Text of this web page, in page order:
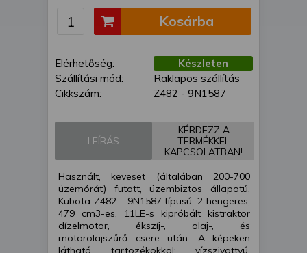
Elérhetőség:
Készleten
Szállítási mód:
Raklapos szállítás
Cikkszám:
Z482 - 9N1587
Kosárba
LEÍRÁS
KÉRDEZZ A
TERMÉKKEL
KAPCSOLATBAN!
Használt, keveset (általában 200-700
üzemórát) futott, üzembiztos állapotú,
Kubota Z482 - 9N1587 típusú, 2 hengeres,
479 cm3-es, 11LE-s kipróbált kistraktor
dízelmotor, ékszíj-, olaj-, és
motorolajszűrő csere után. A képeken
látható tartozékokkal: vízszivattyú,
kattintva hozzájárulhat ahhoz, hogy mi
és a partnereink a fent leírtak szerint
adatkezelést végezzünk. Másik
lehetőségként a hozzájárulás
megadása vagy elutasítása előtt
részletesebb információkhoz juthat, és
megváltoztathatja beállításait. Felhívjuk
bizonyos kezeléséhez nem feltétlenül
szükséges az Ön hozzájárulása, de
jogában áll tiltakozni az ilyen jellegű
adatkezelés ellen. A beállításai csak erre
a weboldalra érvényesek. Erre a
webhelyre visszatérve vagy az
adatvédelmi szabályzatunk segítségével
bármikor megváltoztathatja a
beállításait.